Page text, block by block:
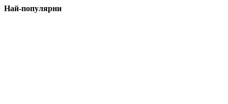
Най-популярни